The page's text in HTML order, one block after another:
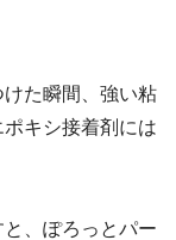
た瞬間、強い粘
キシ接着剤には
と、ぽろっとパー